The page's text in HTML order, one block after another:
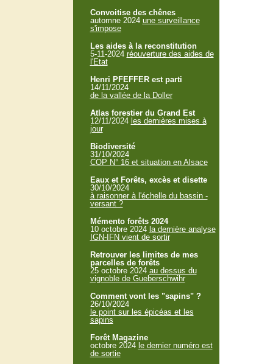
Convoitise des chênes
automne 2024 une surveillance
s'impose
Les aides à la reconstitution
5-11-2024 réouverture des aides de
l'Etat
Henri PFEFFER est parti
14/11/2024
de la vallée de la Doller
Atlas forestier du Grand Est
12/11/2024 les dernières mises à
jour
Biodiversité
31/10/2024
COP N° 16 et situation en Alsace
Eaux et Forêts, excès et disette
30/10/2024
à raisonner à l'échelle du bassin -
versant ?
Mémento forêts 2024
10 octobre 2024 la dernière analyse
IGN-IFN vient de sortir
Retrouver les limites de mes
parcelles de forêts
25 octobre 2024 au dessus du
vignoble de Gueberschwihr
Comment vont les "sapins" ?
26/10/2024
le point sur les épicéas et les
sapins
Forêt Magazine
octobre 2024 le dernier numéro est
de sortie